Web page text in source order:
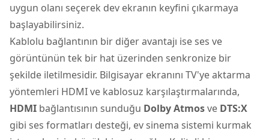
uygun olanı seçerek dev ekranın keyfini çıkarmaya
başlayabilirsiniz.
Kablolu bağlantının bir diğer avantajı ise ses ve
görüntünün tek bir hat üzerinden senkronize bir
şekilde iletilmesidir. Bilgisayar ekranını TV'ye aktarma
yöntemleri HDMI ve kablosuz karşılaştırmalarında,
HDMI bağlantısının sunduğu Dolby Atmosve DTS:X
gibi ses formatları desteği, ev sinema sistemi kurmak